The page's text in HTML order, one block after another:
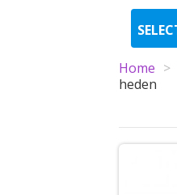
Home >
heden